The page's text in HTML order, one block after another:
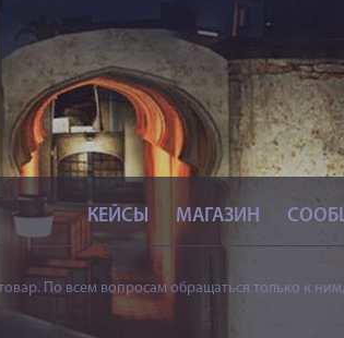
МАГАЗИН
КЕЙСЫ
По всем вопросам обращаться только к